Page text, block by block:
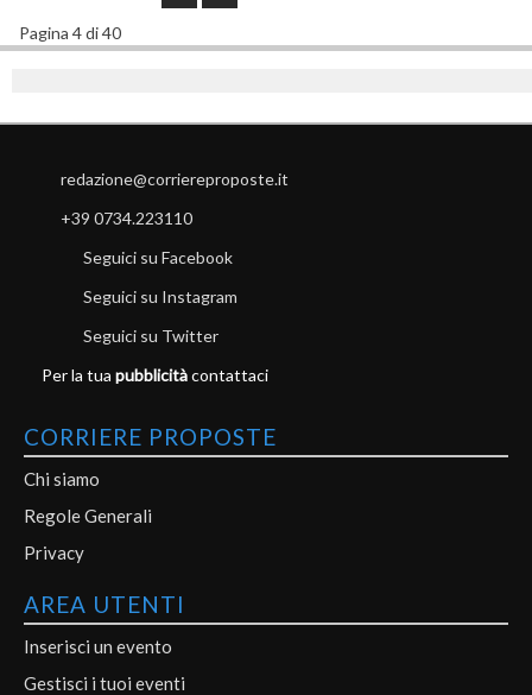
Pagina 4 di 40
redazione@corriereproposte.it
+39 0734.223110
Seguici su Facebook
Seguici su Instagram
Seguici su Twitter
Per la tua pubblicitàcontattaci
CORRIERE PROPOSTE
Chi siamo
Regole Generali
Privacy
AREA UTENTI
Inserisci un evento
Gestisci i tuoi eventi